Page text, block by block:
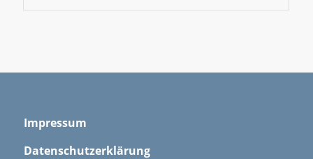
Impressum
Datenschutzerklärung